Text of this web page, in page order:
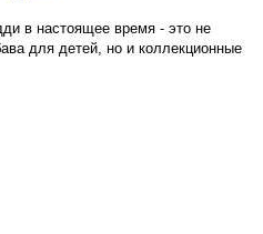
в настоящее время - это не
для детей, но и коллекционные